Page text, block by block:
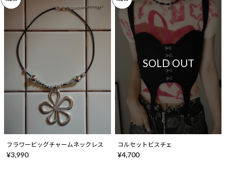
フラワービッグチャームネックレス
¥3,990
SOLD OUT
コルセットビスチェ
¥4,700